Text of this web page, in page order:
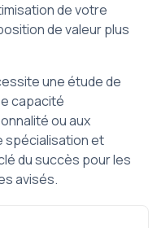
de votre
de valeur plus
une étude de
capacité
ou aux
spécialisation et
du succès pour les
avisés.